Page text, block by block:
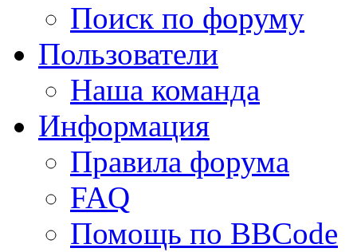
Поиск по форуму
Пользователи
Наша команда
Информация
Правила форума
FAQ
Помощь по BBCode